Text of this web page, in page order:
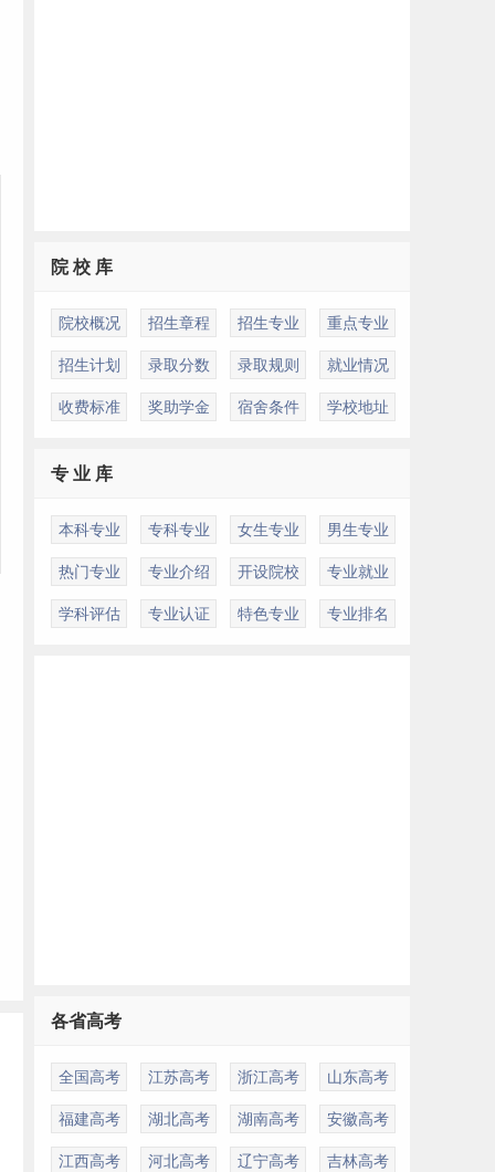
院 校 库
院校概况 招生章程 招生专业 重点专业
招生计划 录取分数 录取规则 就业情况
收费标准 奖助学金 宿舍条件 学校地址
专 业 库
本科专业 专科专业 女生专业 男生专业
热门专业 专业介绍 开设院校 专业就业
学科评估 专业认证 特色专业 专业排名
各省高考
全国高考 江苏高考 浙江高考 山东高考
福建高考 湖北高考 湖南高考 安徽高考
江西高考 河北高考 辽宁高考 吉林高考